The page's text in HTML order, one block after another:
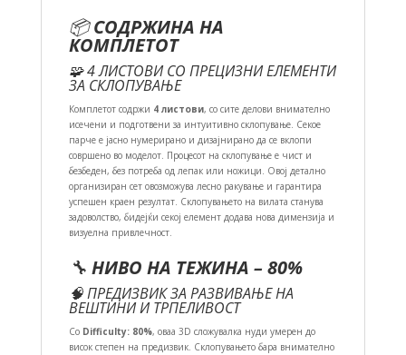
📦СОДРЖИНА НА
КОМПЛЕТОТ
🧩 4 ЛИСТОВИ СО ПРЕЦИЗНИ ЕЛЕМЕНТИ
ЗА СКЛОПУВАЊЕ
Комплетот содржи 4 листови, со сите делови внимателно
исечени и подготвени за интуитивно склопување. Секое
парче е јасно нумерирано и дизајнирано да се вклопи
совршено во моделот. Процесот на склопување е чист и
безбеден, без потреба од лепак или ножици. Овој детално
организиран сет овозможува лесно ракување и гарантира
успешен краен резултат. Склопувањето на вилата станува
задоволство, бидејќи секој елемент додава нова димензија и
визуелна привлечност.
🔧 НИВО НА ТЕЖИНА – 80%
🧠 ПРЕДИЗВИК ЗА РАЗВИВАЊЕ НА
ВЕШТИНИ И ТРПЕЛИВОСТ
Со Difficulty: 80%, оваа 3D сложувалка нуди умерен до
висок степен на предизвик. Склопувањето бара внимателно